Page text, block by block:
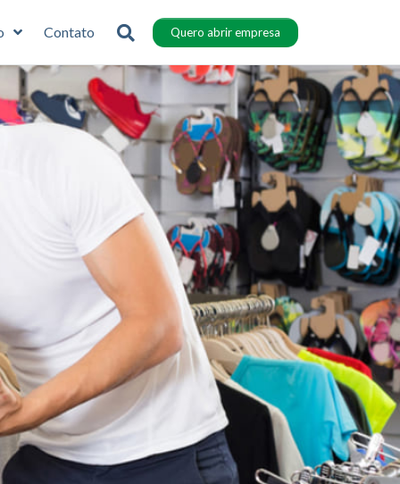
Contato Quero abrir empresa